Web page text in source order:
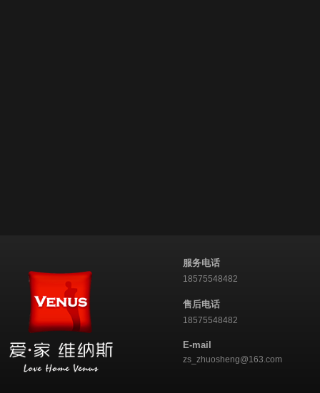
服务电话
18575548482
售后电话
18575548482
E-mail
zs_zhuosheng@163.com